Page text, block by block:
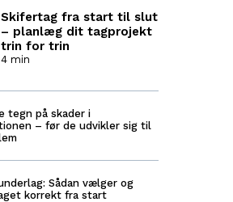
Skifertag fra start til slut
– planlæg dit tagprojekt
trin for trin
4 min
tegn på skader i
– før de udvikler sig til
Sådan vælger og
korrekt fra start